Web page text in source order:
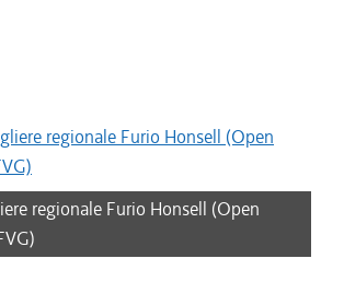
regionale Furio Honsell (Open